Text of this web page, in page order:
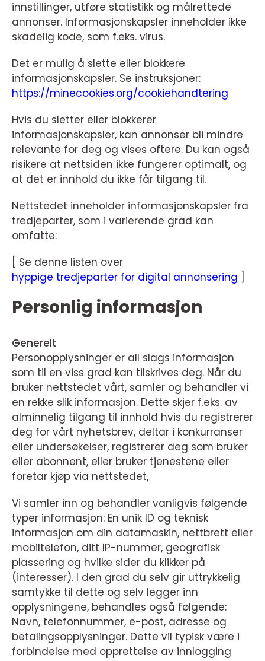
innstillinger, utføre statistikk og målrettede
annonser. Informasjonskapsler inneholder ikke
skadelig kode, som f.eks. virus.
Det er mulig å slette eller blokkere
informasjonskapsler. Se instruksjoner:
https://minecookies.org/cookiehandtering
Hvis du sletter eller blokkerer
informasjonskapsler, kan annonser bli mindre
relevante for deg og vises oftere. Du kan også
risikere at nettsiden ikke fungerer optimalt, og
at det er innhold du ikke får tilgang til.
Nettstedet inneholder informasjonskapsler fra
tredjeparter, som i varierende grad kan
omfatte:
[ Se denne listen over
hyppige tredjeparter for digital annonsering
Personlig informasjon
Generelt
Personopplysninger er all slags informasjon
som til en viss grad kan tilskrives deg. Når du
bruker nettstedet vårt, samler og behandler vi
en rekke slik informasjon. Dette skjer f.eks. av
alminnelig tilgang til innhold hvis du registrerer
deg for vårt nyhetsbrev, deltar i konkurranser
eller undersøkelser, registrerer deg som bruker
eller abonnent, eller bruker tjenestene eller
foretar kjøp via nettstedet,
Vi samler inn og behandler vanligvis følgende
typer informasjon: En unik ID og teknisk
informasjon om din datamaskin, nettbrett eller
mobiltelefon, ditt IP-nummer, geografisk
plassering og hvilke sider du klikker på
(interesser). I den grad du selv gir uttrykkelig
samtykke til dette og selv legger inn
opplysningene, behandles også følgende:
Navn, telefonnummer, e-post, adresse og
betalingsopplysninger. Dette vil typisk være i
forbindelse med opprettelse av innlogging